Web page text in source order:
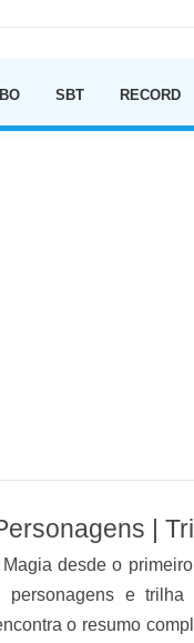
SBT RECORD
|
desde o
personagens e
o resumo